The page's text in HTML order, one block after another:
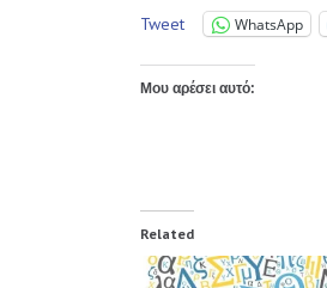
Tweet WhatsApp
Μου αρέσει αυτό:
Related